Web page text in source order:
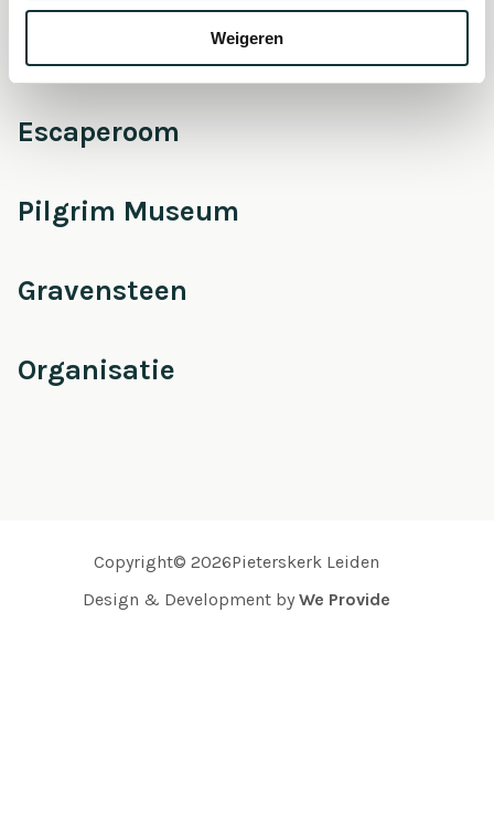
Weigeren
Escaperoom
Pilgrim Museum
Gravensteen
Organisatie
Copyright© 2026Pieterskerk Leiden
Design & Development by We Provide